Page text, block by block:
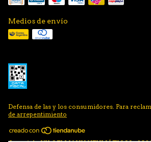
Medios de envío
Defensa de las y los consumidores. Para
de arrepentimiento